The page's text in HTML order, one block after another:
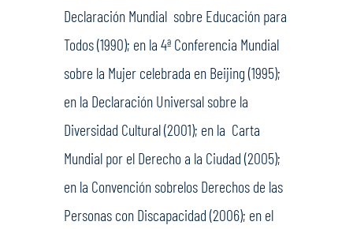
Declaración Mundial sobre Educación para
Todos (1990); en la 4ª Conferencia Mundial
sobre la Mujer celebrada en Beijing (1995);
en la Declaración Universal sobre la
Diversidad Cultural (2001); en la Carta
Mundial por el Derecho a la Ciudad (2005);
en la Convención sobrelos Derechos de las
Personas con Discapacidad (2006); en el